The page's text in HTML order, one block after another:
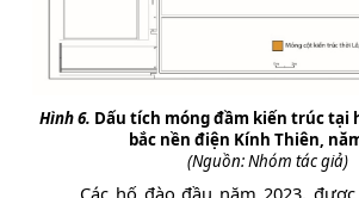
Hình 6. Dấu tích móng đầm kiến trúc tại
bắc nền điện Kính Thiên,
(Nguồn: Nhóm tác giả)
Các hố đào đầu năm 2023,